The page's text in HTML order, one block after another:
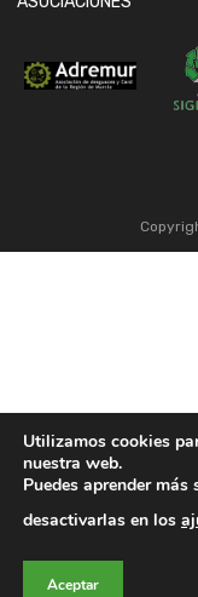
Utilizamos cookies
nuestra web.
Puedes aprender
desactivarlas en los
Aceptar